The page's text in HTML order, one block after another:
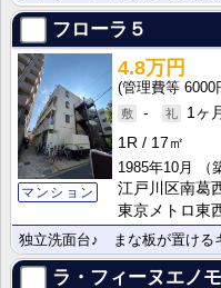
フローラ５
マンション
4.8万円
6000
-
1ヶ月
1R
17㎡
1985年10月
（
江戸川区南葛
東京メトロ東
独立洗面台♪ まな板が置ける
ラ・フィーヌエノ